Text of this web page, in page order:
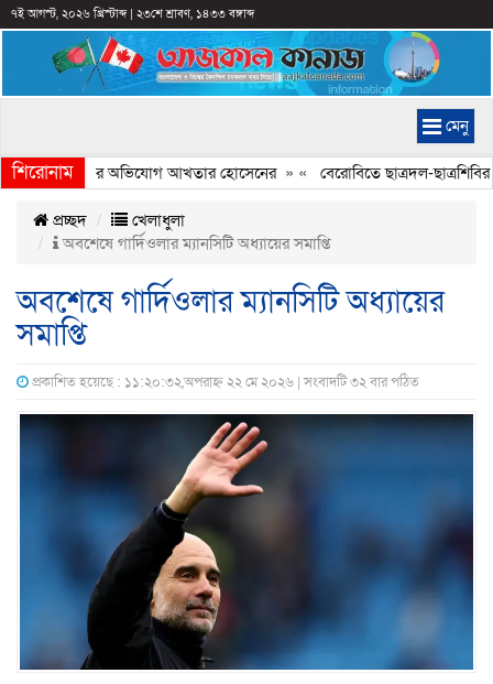
৭ই আগস্ট, ২০২৬ খ্রিস্টাব্দ| ২৩শে শ্রাবণ, ১৪৩৩ বঙ্গাব্দ
মেনু
শিরোনামবিকৃত করার অভিযোগ আখতার হোসেনের» « বেরোবিতে ছাত্রদল-ছাত্রশিবির
প্রচ্ছদ
খেলাধুলা
অবশেষে গার্দিওলার ম্যানসিটি অধ্যায়ের সমাপ্তি
অবশেষে গার্দিওলার ম্যানসিটি অধ্যায়ের
সমাপ্তি
প্রকাশিত হয়েছে : ১১:২০:৩২,অপরাহ্ন ২২ মে ২০২৬ | সংবাদটি ৩২ বার পঠিত